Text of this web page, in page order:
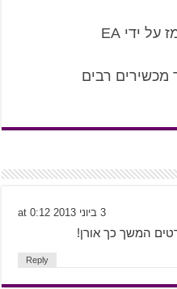
3 ביוני 2013 at 0:12
המשך כך אורן!
Reply